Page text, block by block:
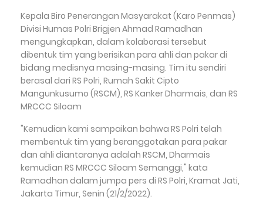
Kepala Biro Penerangan Masyarakat (Karo Penmas)
Divisi Humas Polri Brigjen Ahmad Ramadhan
mengungkapkan, dalam kolaborasi tersebut
dibentuk tim yang berisikan para ahli dan pakar di
bidang medisnya masing-masing. Tim itu sendiri
berasal dari RS Polri, Rumah Sakit Cipto
Mangunkusumo (RSCM), RS Kanker Dharmais, dan RS
MRCCC Siloam
"Kemudian kami sampaikan bahwa RS Polri telah
membentuk tim yang beranggotakan para pakar
dan ahli diantaranya adalah RSCM, Dharmais
kemudian RS MRCCC Siloam Semanggi," kata
Ramadhan dalam jumpa pers di RS Polri, Kramat Jati,
Jakarta Timur, Senin (21/2/2022).